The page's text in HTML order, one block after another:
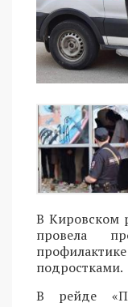
В Кировском
провела
подростками.
В рейде